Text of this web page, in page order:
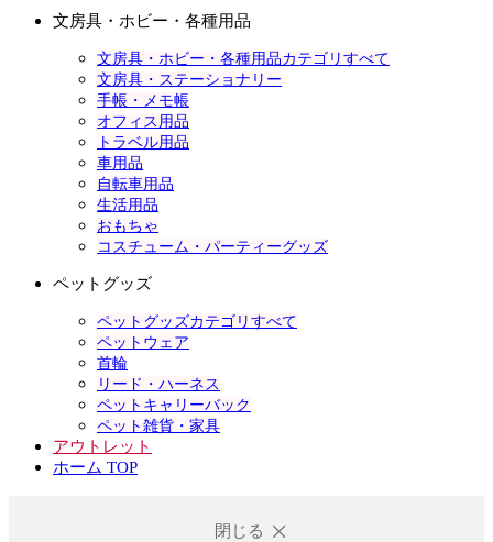
文房具・ホビー・各種用品
文房具・ホビー・各種用品カテゴリすべて
文房具・ステーショナリー
手帳・メモ帳
オフィス用品
トラベル用品
車用品
自転車用品
生活用品
おもちゃ
コスチューム・パーティーグッズ
ペットグッズ
ペットグッズカテゴリすべて
ペットウェア
首輪
リード・ハーネス
ペットキャリーバック
ペット雑貨・家具
アウトレット
ホーム TOP
閉じる